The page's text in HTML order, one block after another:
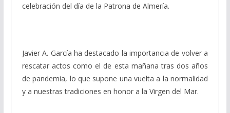
celebración del día de la Patrona de Almería.
Javier A. García ha destacado la importancia de volver a
rescatar actos como el de esta mañana tras dos años
de pandemia, lo que supone una vuelta a la normalidad
y a nuestras tradiciones en honor a la Virgen del Mar.